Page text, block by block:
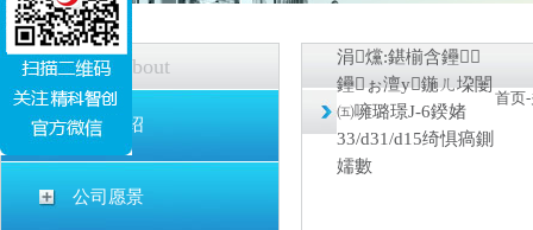
关于我们 About
公司介绍
公司愿景
涓爣:鍖椾含鑸┖
鑸ぉ澶у鍦ㄦ垜闄
㈤噰璐璟J-6鍨媎
33/d31/d15绮惧瘑鍘
嬬數
首页-